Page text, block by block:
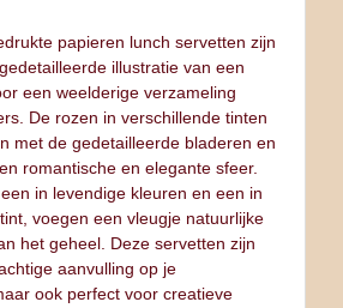
papieren lunch servetten zijn
illustratie van een
een weelderige verzameling
De rozen in verschillende tinten
met de gedetailleerde bladeren en
romantische en elegante sfeer.
in levendige kleuren en een in
voegen een vleugje natuurlijke
het geheel. Deze servetten zijn
aanvulling op je
ook perfect voor creatieve